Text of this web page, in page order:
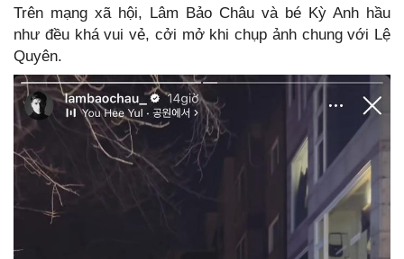
Trên mạng xã hội, Lâm Bảo Châu và bé Kỳ Anh hầu
như đều khá vui vẻ, cởi mở khi chụp ảnh chung với Lệ
Quyên.